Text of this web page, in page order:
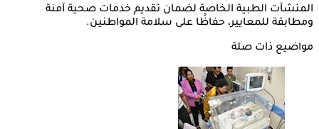
المنشآت الطبية الخاصة لضمان تقديم خدمات صحية آمنة
ومطابقة للمعايير، حفاظًا على سلامة المواطنين.
مواضيع ذات صلة